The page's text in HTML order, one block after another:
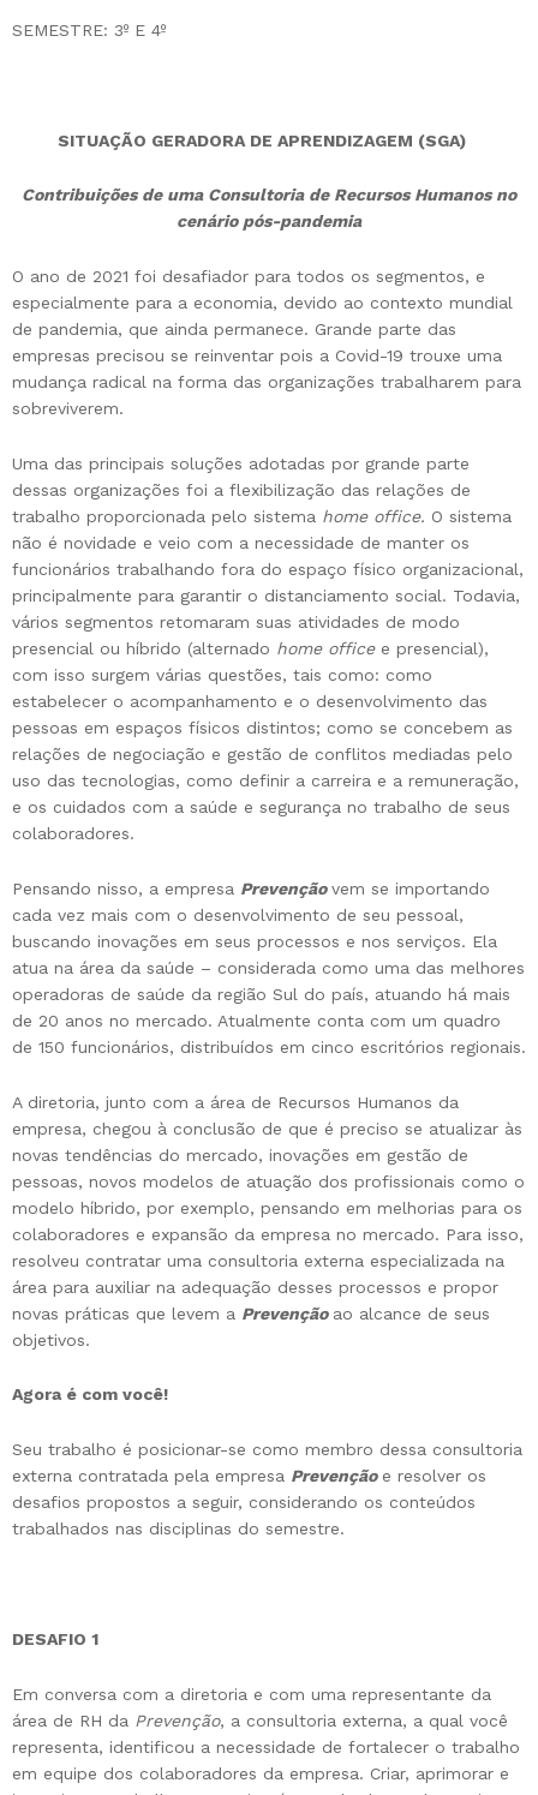
SEMESTRE: 3º E 4º
SITUAÇÃO GERADORA DE APRENDIZAGEM (SGA)
Contribuições de uma Consultoria de Recursos Humanos no
cenário pós-pandemia
O ano de 2021 foi desafiador para todos os segmentos, e
especialmente para a economia, devido ao contexto mundial
de pandemia, que ainda permanece. Grande parte das
empresas precisou se reinventar pois a Covid-19 trouxe uma
mudança radical na forma das organizações trabalharem para
sobreviverem.
Uma das principais soluções adotadas por grande parte
dessas organizações foi a flexibilização das relações de
trabalho proporcionada pelo sistema home office. O sistema
não é novidade e veio com a necessidade de manter os
funcionários trabalhando fora do espaço físico organizacional,
principalmente para garantir o distanciamento social. Todavia,
vários segmentos retomaram suas atividades de modo
presencial ou híbrido (alternado home office e presencial),
com isso surgem várias questões, tais como: como
estabelecer o acompanhamento e o desenvolvimento das
pessoas em espaços físicos distintos; como se concebem as
relações de negociação e gestão de conflitos mediadas pelo
uso das tecnologias, como definir a carreira e a remuneração,
e os cuidados com a saúde e segurança no trabalho de seus
colaboradores.
Pensando nisso, a empresa Prevençãovem se importando
cada vez mais com o desenvolvimento de seu pessoal,
buscando inovações em seus processos e nos serviços. Ela
atua na área da saúde – considerada como uma das melhores
operadoras de saúde da região Sul do país, atuando há mais
de 20 anos no mercado. Atualmente conta com um quadro
de 150 funcionários, distribuídos em cinco escritórios regionais.
A diretoria, junto com a área de Recursos Humanos da
empresa, chegou à conclusão de que é preciso se atualizar às
novas tendências do mercado, inovações em gestão de
pessoas, novos modelos de atuação dos profissionais como o
modelo híbrido, por exemplo, pensando em melhorias para os
colaboradores e expansão da empresa no mercado. Para isso,
resolveu contratar uma consultoria externa especializada na
área para auxiliar na adequação desses processos e propor
novas práticas que levem a Prevenção ao alcance de seus
objetivos.
Agora é com você!
Seu trabalho é posicionar-se como membro dessa consultoria
externa contratada pela empresa Prevenção e resolver os
desafios propostos a seguir, considerando os conteúdos
trabalhados nas disciplinas do semestre.
DESAFIO 1
Em conversa com a diretoria e com uma representante da
área de RH da Prevenção, a consultoria externa, a qual você
representa, identificou a necessidade de fortalecer o trabalho
em equipe dos colaboradores da empresa. Criar, aprimorar e